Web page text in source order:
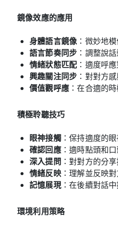
鏡像效應的應用
身體語言鏡像 ：微妙地
語言節奏同步 ：調整說
情緒狀態匹配 ：適度呼
興趣關注同步 ：對對方
價值觀呼應 ：在合適的
積極聆聽技巧
眼神接觸：保持適度的
確認回應：適時點頭和
深入提問 ：對對方的分
情緒反映：理解並反映
記憶展現：在後續對話
環境利用策略